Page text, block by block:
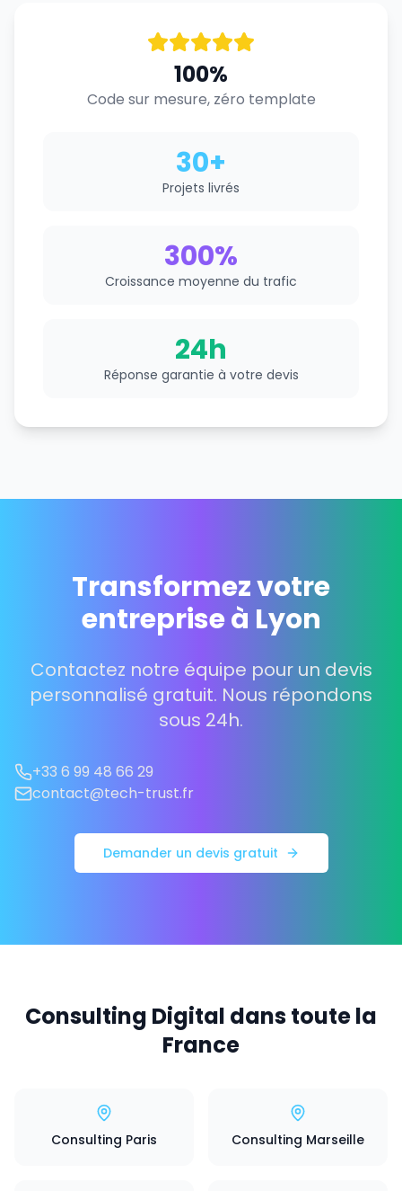
100%
Code sur mesure, zéro template
30+
Projets livrés
300%
Croissance moyenne du trafic
24h
Réponse garantie à votre devis
Transformez votre
entreprise à Lyon
Contactez notre équipe pour un devis
personnalisé gratuit. Nous répondons
sous 24h.
+33 6 99 48 66 29
contact@tech-trust.fr
Demander un devis gratuit
Consulting Digital dans toute la
France
Consulting Paris Consulting Marseille